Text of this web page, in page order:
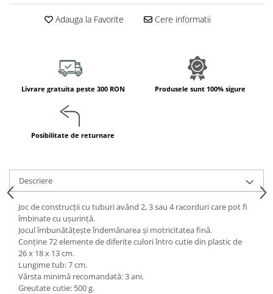
Dezvoltare cognitiva
Jucării de sortare
Dezvoltare psihomotrica
Dezvoltare proprioceptiva
Dezvoltare vestibulara
Module din burete
Motricitate fina
Motricitate grosiera
Recunoasterea formelor
Saltele
Trasee de motricitate
Wellness
Diverse jucarii educative
Adauga la Favorite Cere informatii
Livrare gratuita peste 300 RON Produsele sunt 100% sigure
Posibilitate de returnare
Descriere
Joc de construcții cu tuburi având 2, 3 sau 4 racorduri care pot fi
îmbinate cu ușurință.
Jocul îmbunătățește îndemânarea și motricitatea fină.
Conține 72 elemente de diferite culori întro cutie din plastic de
26 x 18 x 13 cm.
Lungime tub: 7 cm.
Vârsta minimă recomandată: 3 ani.
Greutate cutie: 500 g.